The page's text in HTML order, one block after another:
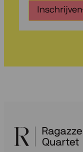
in
voor
Inschrijven